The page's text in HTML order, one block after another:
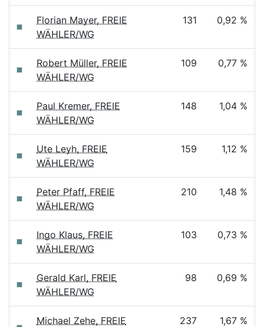
Florian Mayer, FREIE
WÄHLER/WG
131 0,92 %
Robert Müller, FREIE
WÄHLER/WG
109 0,77 %
Paul Kremer, FREIE
WÄHLER/WG
148 1,04 %
Ute Leyh, FREIE
WÄHLER/WG
159 1,12 %
Peter Pfaff, FREIE
WÄHLER/WG
210 1,48 %
Ingo Klaus, FREIE
WÄHLER/WG
103 0,73 %
Gerald Karl, FREIE
WÄHLER/WG
98 0,69 %
Michael Zehe, FREIE
237 1,67 %